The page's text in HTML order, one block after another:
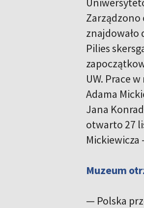
Zarządzono
znajdowało
Pilies
UW. Prace
Adama
Jana
otwarto 27
Muzeum
— Polska